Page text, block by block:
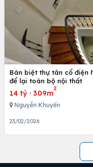
Bán biệt thự tân cổ điện
để lại toàn bộ nội thất
14 tỷ · 309m
2
Nguyễn Khuyến
23/02/2026